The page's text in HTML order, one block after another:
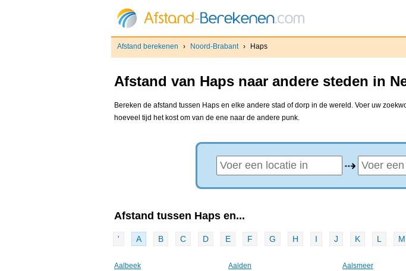
Afstand berekenen › Noord-Brabant › Haps
Afstand van Haps naar andere steden in
Bereken de afstand tussen Haps en elke andere stad of dorp in de wereld. Voer uw
hoeveel tijd het kost om van de ene naar de andere punk.
⇢
Afstand tussen Haps en...
' A B C D E F G H I J K L M
Aalbeek Aalden Aalsmeer